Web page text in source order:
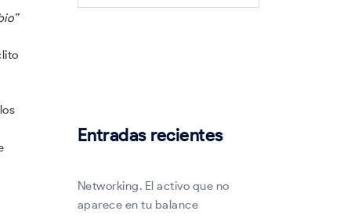
Entradas recientes
Networking. El activo que no
aparece en tu balance